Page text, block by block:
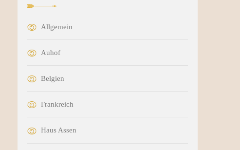
Allgemein
Auhof
Belgien
Frankreich
Haus Assen